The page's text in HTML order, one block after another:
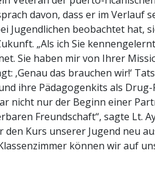
davon, dass er im Verlauf
Jugendlichen beobachtet hat,
„Als ich Sie
Sie haben mir von Ihrer
‚Genau das brauchen wir!‘
ihre Pädagogenkits als
nicht nur der Beginn einer
Freundschaft“, sagte Lt.
Kurs unserer Jugend neu
können wir auf